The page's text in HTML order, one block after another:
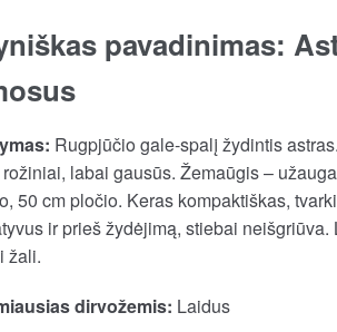
pavadinimas:
Rugpjūčio gale-spalį žydintis
labai gausūs. Žemaūgis –
50 cm pločio. Keras kompaktiškas,
ir prieš žydėjimą, stiebai neišgriūva.
žali.
dirvožemis: Laidus